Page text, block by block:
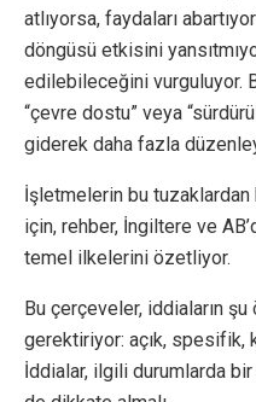
atlıyorsa, faydaları
döngüsü etkisini
edilebileceğini vurguluyor.
“çevre dostu” veya
giderek daha fazla
İşletmelerin bu tuzaklardan
için, rehber, İngiltere ve
temel ilkelerini özetliyor.
Bu çerçeveler, iddiaların
gerektiriyor: açık, spesifik,
İddialar, ilgili durumlarda